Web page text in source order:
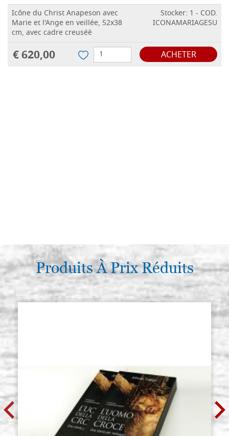
Icône du Christ Anapeson avec
Marie et l'Ange en veillée, 52x38
cm, avec cadre creuséè
Stocker: 1 - COD.
ICONAMARIAGESU
€ 620,00 ACHETER
Produits À Prix Réduits